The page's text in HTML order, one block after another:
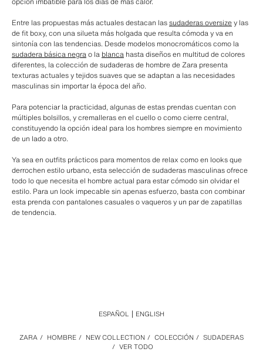
Entre las propuestas más actuales destacan lassudaderas oversizey las
de fit boxy, con una silueta más holgada que resulta cómoda y va en
sintonía con las tendencias. Desde modelos monocromáticos como la
sudadera básica negrao la blanca hasta diseños en multitud de colores
diferentes, la colección de sudaderas de hombre de Zara presenta
texturas actuales y tejidos suaves que se adaptan a las necesidades
masculinas sin importar la época del año.
Para potenciar la practicidad, algunas de estas prendas cuentan con
múltiples bolsillos, y cremalleras en el cuello o como cierre central,
constituyendo la opción ideal para los hombres siempre en movimiento
de un lado a otro.
Ya sea en outfits prácticos para momentos de relax como en looks que
derrochen estilo urbano, esta selección de sudaderas masculinas ofrece
todo lo que necesita el hombre actual para estar cómodo sin olvidar el
estilo. Para un look impecable sin apenas esfuerzo, basta con combinar
esta prenda con pantalones casuales o vaqueros y un par de zapatillas
de tendencia.
ZARA / HOMBRE / NEW COLLECTION / COLECCIÓN / SUDADERAS
/ VER TODO
ESPAÑOL ENGLISH